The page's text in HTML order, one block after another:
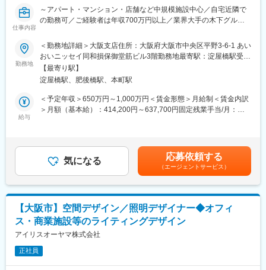
とくに店舗内装においては、クライアントが全国規模の大手企業
のため、什器等様々な指定がございます。それを用いながら、全
ります。企業側にてすでに確立されたブランドがあるため、看板
や内装のデザインそのものを新規に作成するケースは少ないです
が街中でふと目に留まるような、誰もが知っている看板や店舗を
手掛けられる事が大きな遣り甲斐です。
■納入事例：ユニクロ、GU、ダイソー、ツルハホールディング
ス、DAISO、ドン・キホーテ、トヨタ、イオンモール、Gulliver、
看板を製作する自社工場を持ち企画・設計・製作・施工を一貫し
て行い、お客様からの要望を高い自由度で叶えることができるの
が当社の強みです。高い技術力とスピードある製作でお客様から
変更の範囲：会社の定める業務
仕事内容
～アパート・マンション・店舗など中規模施設中心／自宅近隣で
の勤務可／ご経験者は年収700万円以上／業界大手の木下グルー
■業務内容：
木造・鉄骨アパート、マンション、介護・保育施設、事務所、店
舗など幅広い建築物の設計業務全般を担当します。
土地活用及び周辺環境を調査し、法規制なども加味しつつ計画図
面の作成を行います。中規模以上の建物を取り扱い、ユニバーサ
ルデザインや商品企画にも携わる機会もあり、多くの人に利用さ
れる建物を設計する仕事です。
実施設計：成約後の詳細図面の作成
※使用ツール：JWCAD、A's（パース確認）
CAD使用）
（2）契約
施主様に対して重要事項説明を実施します。（有資格者のみ）
契約内容を踏まえ、仕様や図面などを調整・確定します。
（4）実施図面の確認
勤務地
＜勤務地詳細＞大阪支店住所：大阪府大阪市中央区平野3-6-1 あい
おいニッセイ同和損保御堂筋ビル3階勤務地最寄駅：淀屋橋駅受動
喫煙対策：屋内全面禁煙変更の範囲：会社の定める事業所
【最寄り駅】
淀屋橋駅、肥後橋駅、本町駅
給与
＜予定年収＞650万円～1,000万円＜賃金形態＞月給制＜賃金内訳
＞月額（基本給）：414,200円～637,700円固定残業手当/月：
給与改定：年1回（能力、伸長度による）賃金はあくまでも目安の
金額であり、選考を通じて上下する可能性があります。月給(月額)
は固定手当を含めた表記です。
気になる 応募依頼する
（エージェントサービス）
【大阪市】空間デザイン／照明デザイナー◆オフィ
ス・商業施設等のライティングデザイン
アイリスオーヤマ株式会社
正社員